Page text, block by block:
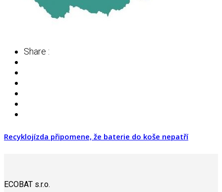
Share :
Recyklojízda připomene, že baterie do koše nepatří
ECOBAT s.r.o.